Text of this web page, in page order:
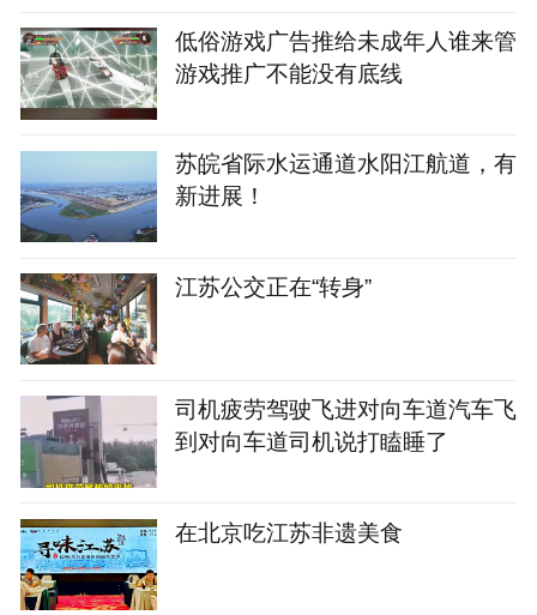
‌低俗游戏广告推给未成年人谁来管‌
游戏推广不能没有底线‌‌
苏皖省际水运通道水阳江航道，有
新进展！
江苏公交正在“转身”
司机疲劳驾驶飞进对向车道汽车飞
到对向车道司机说打瞌睡了
在北京吃江苏非遗美食